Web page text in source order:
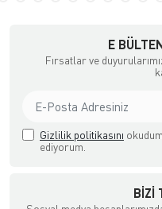
E
Fırsatlar ve
Gizlilik politikasını
ediyorum.
BIZI